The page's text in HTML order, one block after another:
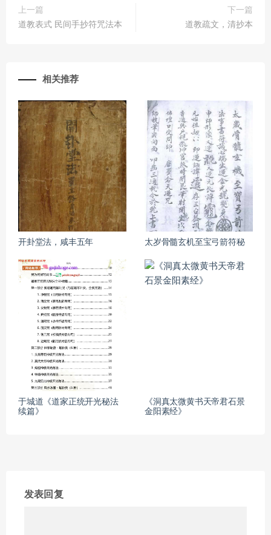
上一篇
道教表式 民间手抄符咒法本
下一篇
道教疏文，清抄本
相关推荐
开卦堂法，咸丰五年 太岁骨髓玄机至宝弓箭符秘
于城道《道家正统开光秘法
续篇》
《洞真太微黄书天帝君石景
金阳素经》
发表回复